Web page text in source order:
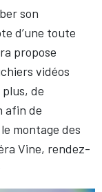
son
d’une toute
propose
vidéos
de
afin de
montage des
Vine, rendez-